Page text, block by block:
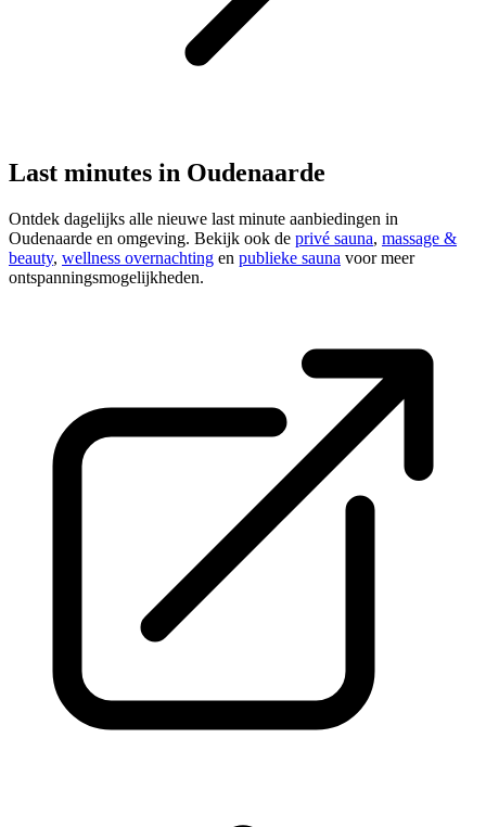
Last minutes in Oudenaarde
Ontdek dagelijks alle nieuwe last minute aanbiedingen in
Oudenaarde en omgeving. Bekijk ook de privé sauna, massage &
beauty, wellness overnachting en publieke sauna voor meer
ontspanningsmogelijkheden.